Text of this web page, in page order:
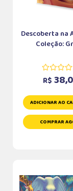
Descoberta na
Coleção:
R$
ADICIONAR AO
COMPRAR